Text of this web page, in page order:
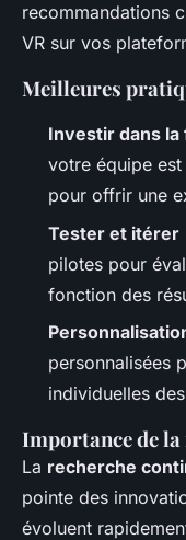
recommandations
VR sur vos
Meilleures
Investir dans la
votre équipe
pour offrir une
Tester et itérer
pilotes pour
fonction des
personnalisées
individuelles
Importance de
La recherche
pointe des
évoluent